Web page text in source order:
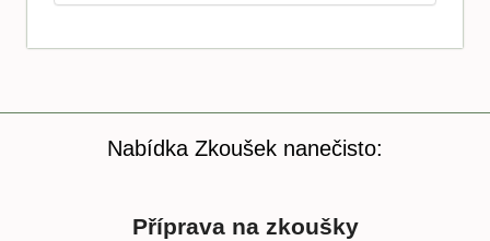
Nabídka Zkoušek nanečisto:
Příprava na zkoušky